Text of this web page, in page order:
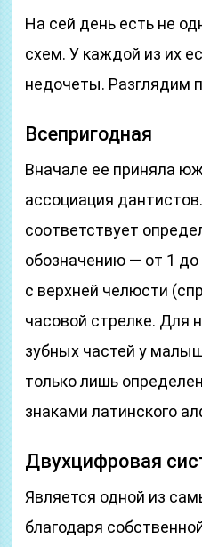
На сей день есть не
схем. У каждой из их
недочеты. Разглядим
Всепригодная
Вначале ее приняла
ассоциация
соответствует
обозначению — от 1 до
с верхней челюсти
часовой стрелке. Для
зубных частей у
только лишь
знаками латинского
Двухцифровая
Является одной из
благодаря